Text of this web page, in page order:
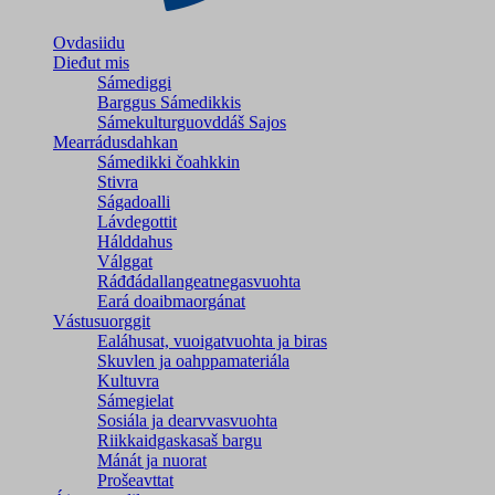
Ovdasiidu
Dieđut mis
Sámediggi
Barggus Sámedikkis
Sámekulturguovddáš Sajos
Mearrádusdahkan
Sámedikki čoahkkin
Stivra
Ságadoalli
Lávdegottit
Hálddahus
Válggat
Ráđđádallangeatnegas­vuohta
Eará doaibmaorgánat
Vástusuorggit
Ealáhusat, vuoigatvuohta ja biras
Skuvlen ja oahppamateriála
Kultuvra
Sámegielat
Sosiála ja dearvvasvuohta
Riikkaidgaskasaš bargu
Mánát ja nuorat
Prošeavttat